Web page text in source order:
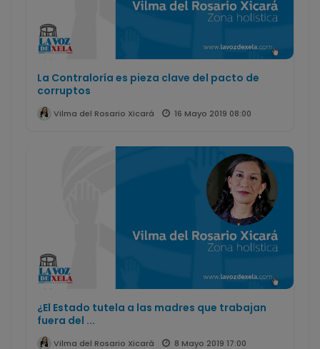
La Contraloría es pieza clave del pacto de
corruptos
Vilma del Rosario Xicará 16 Mayo 2019 08:00
¿El Estado tutela a las madres que trabajan
fuera del ...
Vilma del Rosario Xicará 8 Mayo 2019 17:00